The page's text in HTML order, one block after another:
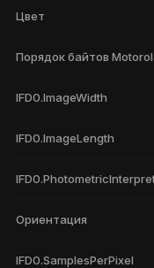
Цвет
Порядок байтов
IFD0.ImageWidth
IFD0.ImageLength
Ориентация
IFD0.SamplesPerPixel